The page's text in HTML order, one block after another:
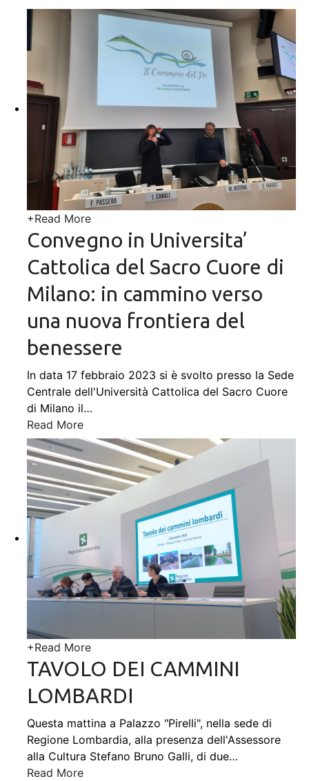
+Read More
Convegno in Universita’
Cattolica del Sacro Cuore di
Milano: in cammino verso
una nuova frontiera del
benessere
In data 17 febbraio 2023 si è svolto presso la Sede
Centrale dell'Università Cattolica del Sacro Cuore
di Milano il…
Read More
+Read More
TAVOLO DEI CAMMINI
LOMBARDI
Questa mattina a Palazzo "Pirelli", nella sede di
Regione Lombardia, alla presenza dell'Assessore
alla Cultura Stefano Bruno Galli, di due…
Read More